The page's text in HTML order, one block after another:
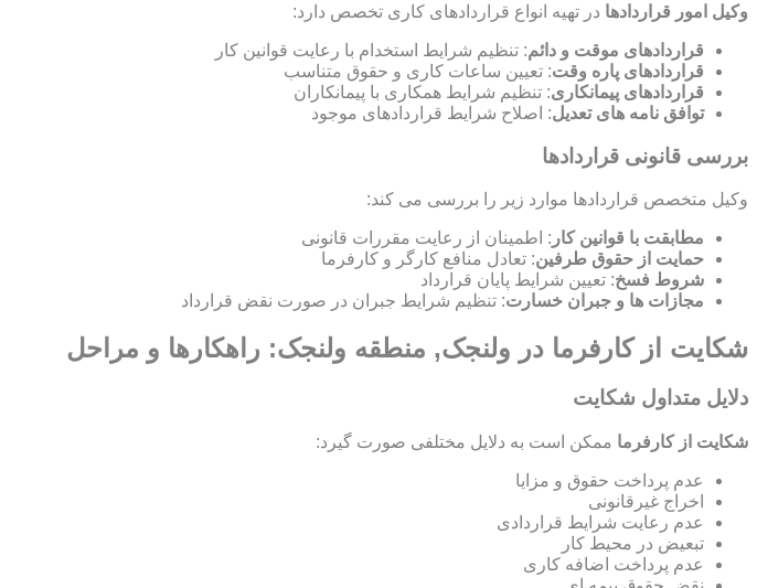
وکیل امور قراردادها در تهیه انواع قراردادهای کاری تخصص دارد:
قراردادهای موقت و دائم: تنظیم شرایط استخدام با رعایت قوانین کار
قراردادهای پاره وقت: تعیین ساعات کاری و حقوق متناسب
قراردادهای پیمانکاری: تنظیم شرایط همکاری با پیمانکاران
توافق نامه های تعدیل: اصلاح شرایط قراردادهای موجود
بررسی قانونی قراردادها
وکیل متخصص قراردادها موارد زیر را بررسی می کند:
مطابقت با قوانین کار : اطمینان از رعایت مقررات قانونی
حمایت از حقوق طرفین: تعادل منافع کارگر و کارفرما
شروط فسخ: تعیین شرایط پایان قرارداد
مجازات ها و جبران خسارت: تنظیم شرایط جبران در صورت نقض قرارداد
شکایت از کارفرما در ولنجک, منطقه ولنجک: راهکارها و مراحل
دلایل متداول شکایت
شکایت از کارفرما ممکن است به دلایل مختلفی صورت گیرد:
عدم پرداخت حقوق و مزایا
اخراج غیرقانونی
عدم رعایت شرایط قراردادی
تبعیض در محیط کار
عدم پرداخت اضافه کاری